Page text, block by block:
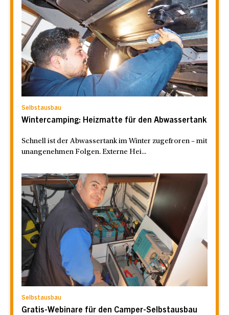
Selbstausbau
Wintercamping: Heizmatte für den Abwassertank
Schnell ist der Abwassertank im Winter zugefroren – mit
unangenehmen Folgen. Externe Hei...
Selbstausbau
Gratis-Webinare für den Camper-Selbstausbau